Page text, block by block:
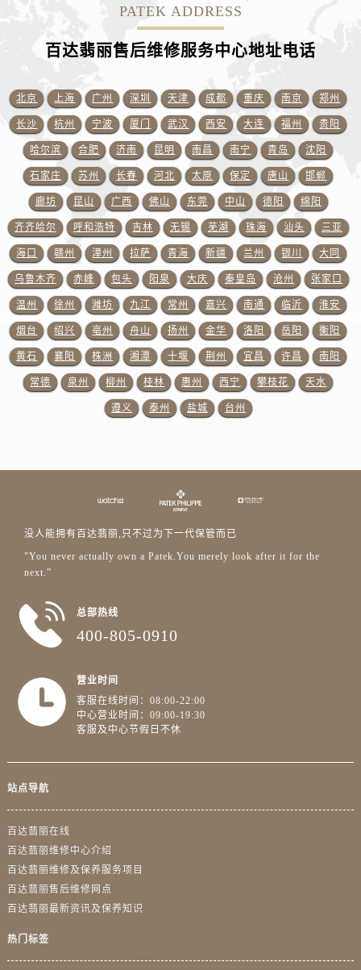
PATEK ADDRESS
百达翡丽售后维修服务中心地址电话
北京 上海 广州 深圳 天津 成都 重庆 南京 郑州
长沙 杭州 宁波 厦门 武汉 西安 大连 福州 贵阳
哈尔滨 合肥 济南 昆明 南昌 南宁 青岛 沈阳
石家庄 苏州 长春 河北 太原 保定 唐山 邯郸
廊坊 昆山 广西 佛山 东莞 中山 德阳 绵阳
齐齐哈尔 呼和浩特 吉林 无锡 芜湖 珠海 汕头 三亚
海口 赣州 漳州 拉萨 青海 新疆 兰州 银川 大同
乌鲁木齐 赤峰 包头 阳泉 大庆 秦皇岛 沧州 张家口
温州 徐州 潍坊 九江 常州 嘉兴 南通 临沂 淮安
烟台 绍兴 亳州 舟山 扬州 金华 洛阳 岳阳 衡阳
黄石 襄阳 株洲 湘潭 十堰 荆州 宜昌 许昌 南阳
常德 泉州 柳州 桂林 惠州 西宁 攀枝花 天水
遵义 泰州 盐城 台州
没人能拥有百达翡丽,只不过为下一代保管而已
"You never actually own a Patek.You merely look after it for the
next.”
总部热线
400-805-0910
营业时间
客服在线时间：08:00-22:00
中心营业时间：09:00-19:30
客服及中心节假日不休
站点导航
百达翡丽在线
百达翡丽维修中心介绍
百达翡丽维修及保养服务项目
百达翡丽售后维修网点
百达翡丽最新资讯及保养知识
热门标签